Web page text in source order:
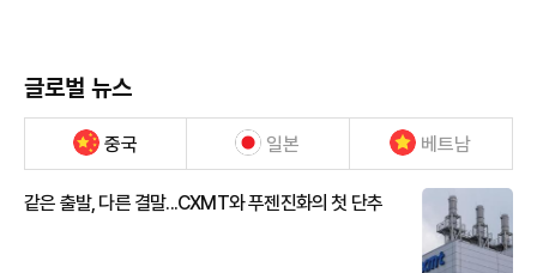
글로벌 뉴스
중국 일본 베트남
같은 출발, 다른 결말...CXMT와 푸젠진화의 첫 단추